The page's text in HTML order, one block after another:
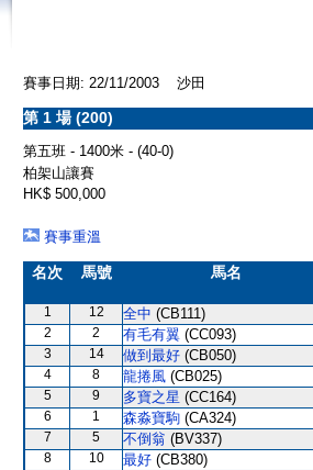
賽事日期: 22/11/2003 沙田
第 1 場 (200)
第五班 - 1400米 - (40-0)
柏架山讓賽
HK$ 500,000
賽事重溫
名次 馬號 馬名
1 12 全中 (CB111)
2 2 有毛有翼 (CC093)
3 14 做到最好 (CB050)
4 8 龍捲風 (CB025)
5 9 多寶之星 (CC164)
6 1 森淼寶駒 (CA324)
7 5 不倒翁 (BV337)
8 10 最好 (CB380)